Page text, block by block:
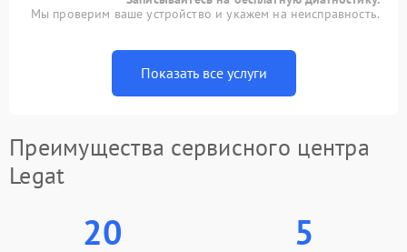
Мы проверим ваше устройство и укажем на неисправность.
Показать все услуги
Преимущества сервисного центра
Legat
20 5